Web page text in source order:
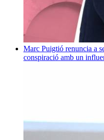
Marc Puigtió renuncia a
conspiració amb un